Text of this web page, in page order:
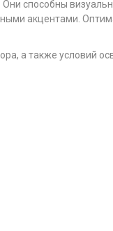
способны
акцентами.
а также условий